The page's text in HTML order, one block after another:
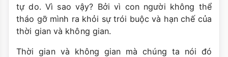
tự do. Vì sao vậy? Bởi vì con người không thể
tháo gỡ mình ra khỏi sự trói buộc và hạn chế của
thời gian và không gian.
Thời gian và không gian mà chúng ta nói đó